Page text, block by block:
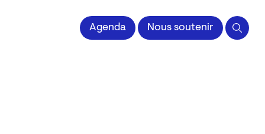
impriméeAgenda Nous soutenir